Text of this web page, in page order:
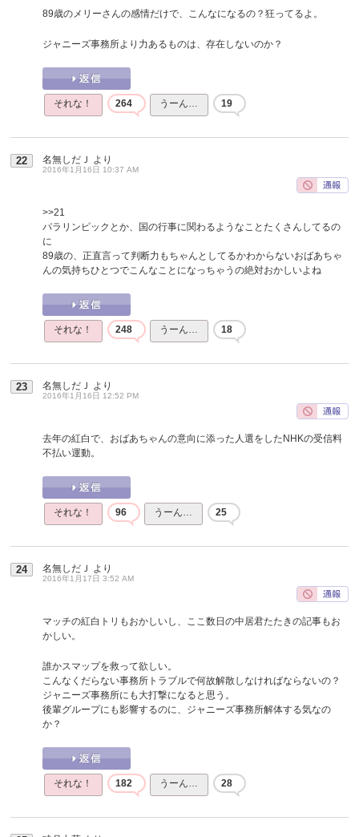
89歳のメリーさんの感情だけで、こんなになるの？狂ってるよ。
ジャニーズ事務所より力あるものは、存在しないのか？
それな！ 264 うーん… 19
22 名無しだＪ より
2016年1月16日 10:37 AM
>>21
パラリンピックとか、国の行事に関わるようなことたくさんしてるの
に
89歳の、正直言って判断力もちゃんとしてるかわからないおばあちゃ
んの気持ちひとつでこんなことになっちゃうの絶対おかしいよね
それな！ 248 うーん… 18
23 名無しだＪ より
2016年1月16日 12:52 PM
去年の紅白で、おばあちゃんの意向に添った人選をしたNHKの受信料
不払い運動。
それな！ 96 うーん… 25
24 名無しだＪ より
2016年1月17日 3:52 AM
マッチの紅白トリもおかしいし、ここ数日の中居君たたきの記事もお
かしい。
誰かスマップを救って欲しい。
こんなくだらない事務所トラブルで何故解散しなければならないの？
ジャニーズ事務所にも大打撃になると思う。
後輩グループにも影響するのに、ジャニーズ事務所解体する気なの
か？
それな！ 182 うーん… 28